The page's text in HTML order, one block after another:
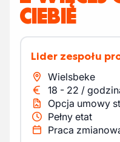
CIEBIE
Lider zespołu
Wielsbeke
18 - 22 /
Opcja umowy
Pełny etat
Praca